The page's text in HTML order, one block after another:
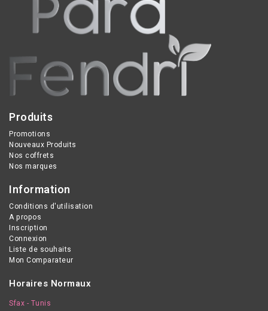
(Offerte)
Produits
Promotions
Nouveaux Produits
Nos coffrets
Nos marques
Information
Conditions d'utilisation
A propos
Inscription
Connexion
Liste de souhaits
Mon Comparateur
Horaires Normaux
Sfax - Tunis